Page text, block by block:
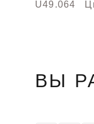
U49.064
ВЫ